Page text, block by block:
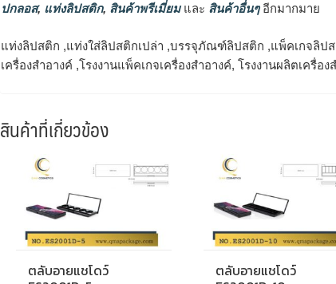
ปกลอส, แท่งลิปสติก, สินค้าพรีเมี่ยมและ สินค้าอื่นๆอีกมากมาย
แท่งลิปสติก ,แท่งใส่ลิปสติกเปล่า ,บรรจุภัณฑ์ลิปสติก ,แพ็คเกจลิป
เครื่องสำอางค์ ,โรงงานแพ็คเกจเครื่องสำอางค์, โรงงานผลิตเครื่อง
สินค้าที่เกี่ยวข้อง
ตลับอายแชโดว์
ตลับอายแชโดว์